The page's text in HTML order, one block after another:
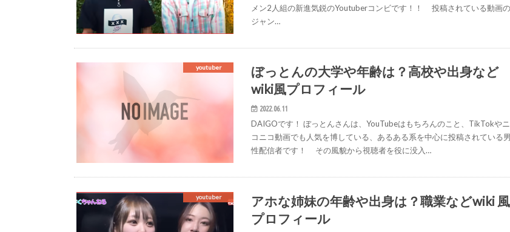
メン2人組の新進気鋭のYoutuberコンビです！！ 投稿されている動画の
ジャン…
youtuber
ぼっとんの大学や年齢は？高校や出身など
wiki風プロフィール
2022.06.11
DAIGOです！ ぼっとんさんは、YouTubeはもちろんのこと、TikTokやニ
コニコ動画でも人気を博している、あるある系を中心に投稿されている男
性配信者です！ その風貌から視聴者を役に没入…
youtuber
アホな姉妹の年齢や出身は？職業などwiki 風
プロフィール